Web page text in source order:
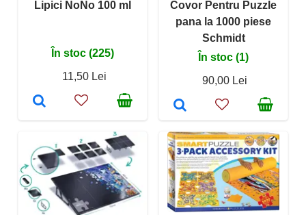
Lipici NoNo 100 ml
În stoc (225)
11,50 Lei
Covor Pentru Puzzle
pana la 1000 piese
Schmidt
În stoc (1)
90,00 Lei